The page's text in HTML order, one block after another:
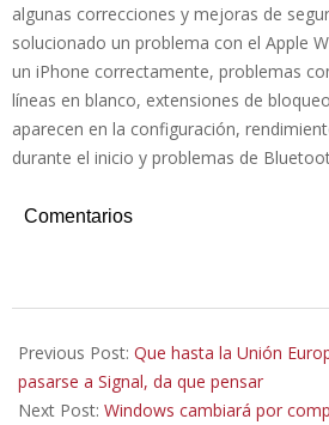
algunas correcciones y mejoras de
solucionado un problema con el Apple
un iPhone correctamente, problemas
líneas en blanco, extensiones de
aparecen en la configuración,
durante el inicio y problemas de
Comentarios
05-
26
Previous Post: Que hasta la Unión
pasarse a Signal, da que pensar
Next Post: Windows cambiará por